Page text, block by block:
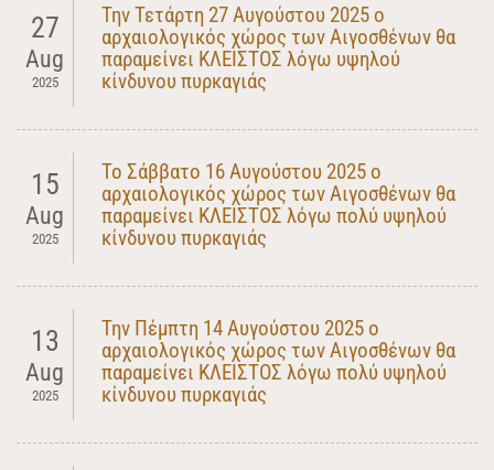
27
Aug
2025
Την Τετάρτη 27 Αυγούστου 2025 ο
αρχαιολογικός χώρος των Αιγοσθένων θα
παραμείνει ΚΛΕΙΣΤΟΣ λόγω υψηλού
κίνδυνου πυρκαγιάς
15
Aug
2025
Το Σάββατο 16 Αυγούστου 2025 ο
αρχαιολογικός χώρος των Αιγοσθένων θα
παραμείνει ΚΛΕΙΣΤΟΣ λόγω πολύ υψηλού
κίνδυνου πυρκαγιάς
13
Aug
2025
Την Πέμπτη 14 Αυγούστου 2025 ο
αρχαιολογικός χώρος των Αιγοσθένων θα
παραμείνει ΚΛΕΙΣΤΟΣ λόγω πολύ υψηλού
κίνδυνου πυρκαγιάς